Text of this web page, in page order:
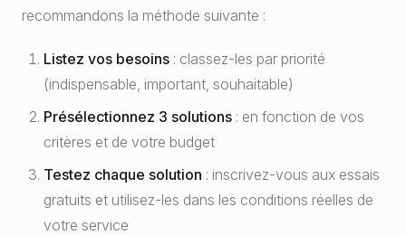
recommandons la méthode suivante :
Listez vos besoins : classez-les par priorité
(indispensable, important, souhaitable)
Présélectionnez 3 solutions : en fonction de vos
critères et de votre budget
Testez chaque solution : inscrivez-vous aux essais
gratuits et utilisez-les dans les conditions réelles de
votre service